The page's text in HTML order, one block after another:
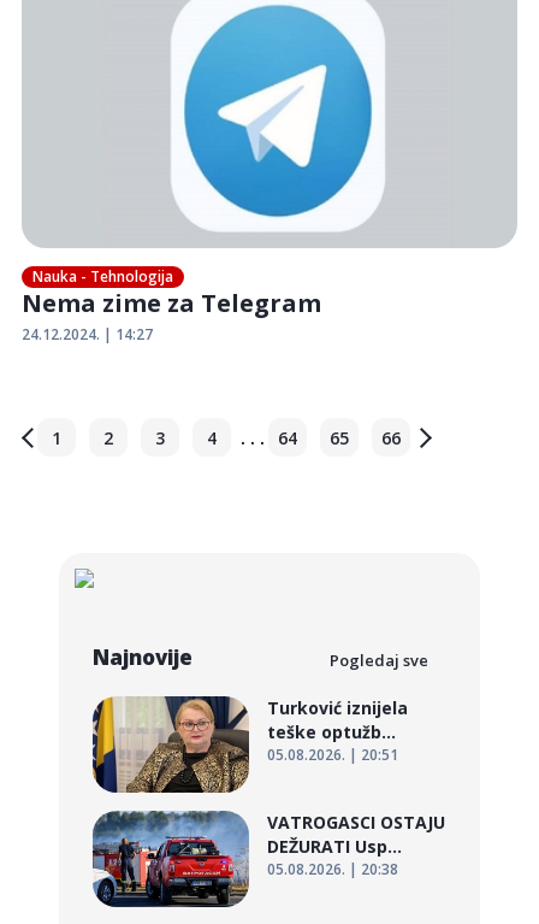
Nauka - Tehnologija
Nema zime za Telegram
24.12.2024. | 14:27
1 2 3 4 . . . 64 65 66
Najnovije Pogledaj sve
Turković iznijela
teške optužb...
05.08.2026. | 20:51
VATROGASCI OSTAJU
DEŽURATI Usp...
05.08.2026. | 20:38